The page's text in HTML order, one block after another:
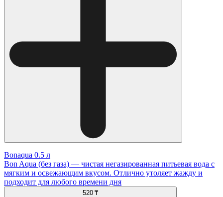
Bonaqua 0.5 л
Bon Aqua (без газа) — чистая негазированная питьевая вода с
мягким и освежающим вкусом. Отлично утоляет жажду и
подходит для любого времени дня
520 ₸